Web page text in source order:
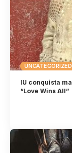
UNCATEGORIZED
IU conquista
“Love Wins All”